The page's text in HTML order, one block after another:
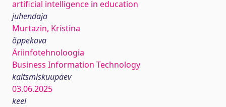
artificial intelligence in education
juhendaja
Murtazin, Kristina
õppekava
Äriinfotehnoloogia
Business Information Technology
kaitsmiskuupäev
03.06.2025
keel